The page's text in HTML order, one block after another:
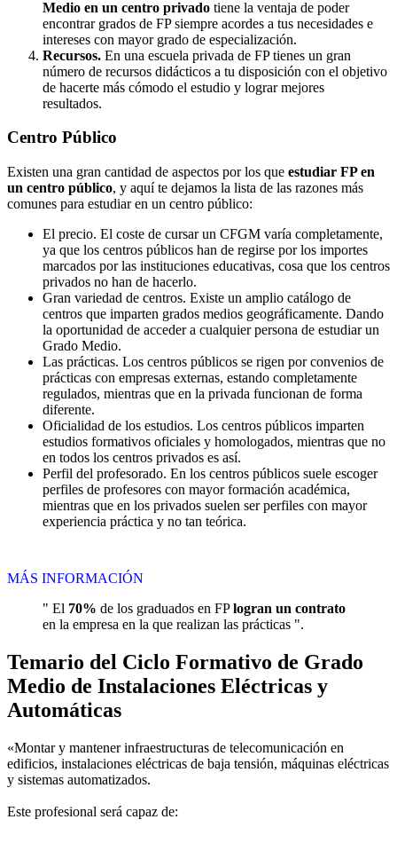
Medio en un centro privado tiene la ventaja de poder
encontrar grados de FP siempre acordes a tus necesidades e
intereses con mayor grado de especialización.
Recursos. En una escuela privada de FP tienes un gran
número de recursos didácticos a tu disposición con el objetivo
de hacerte más cómodo el estudio y lograr mejores
resultados.
Centro Público
Existen una gran cantidad de aspectos por los que estudiar FP en
un centro público, y aquí te dejamos la lista de las razones más
comunes para estudiar en un centro público:
El precio. El coste de cursar un CFGM varía completamente,
ya que los centros públicos han de regirse por los importes
marcados por las instituciones educativas, cosa que los centros
privados no han de hacerlo.
Gran variedad de centros. Existe un amplio catálogo de
centros que imparten grados medios geográficamente. Dando
la oportunidad de acceder a cualquier persona de estudiar un
Grado Medio.
Las prácticas. Los centros públicos se rigen por convenios de
prácticas con empresas externas, estando completamente
regulados, mientras que en la privada funcionan de forma
diferente.
Oficialidad de los estudios. Los centros públicos imparten
estudios formativos oficiales y homologados, mientras que no
en todos los centros privados es así.
Perfil del profesorado. En los centros públicos suele escoger
perfiles de profesores con mayor formación académica,
mientras que en los privados suelen ser perfiles con mayor
experiencia práctica y no tan teórica.
MÁS INFORMACIÓN
" El 70% de los graduados en FPlogran un contrato
en la empresa en la que realizan las prácticas ".
Temario del Ciclo Formativo de Grado
Medio de Instalaciones Eléctricas y
Automáticas
«Montar y mantener infraestructuras de telecomunicación en
edificios, instalaciones eléctricas de baja tensión, máquinas eléctricas
y sistemas automatizados.
Este profesional será capaz de: